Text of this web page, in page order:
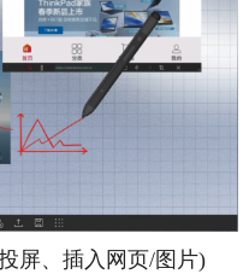
屏、插入网页/图片)